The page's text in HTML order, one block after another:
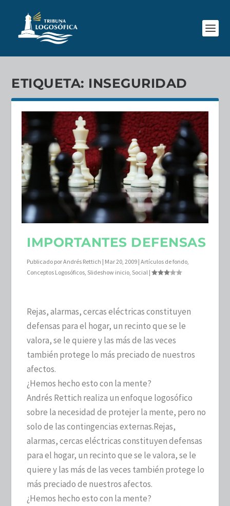
ETIQUETA: INSEGURIDAD
IMPORTANTES DEFENSAS
Publicado porAndrés Rettich | Mar 20, 2009 |Artículos de fondo
Conceptos Logosóficos Slideshow inicio Social |
Rejas, alarmas, cercas eléctricas constituyen
defensas para el hogar, un recinto que se le
valora, se le quiere y las más de las veces
también protege lo más preciado de nuestros
afectos.
¿Hemos hecho esto con la mente?
Andrés Rettich realiza un enfoque logosófico
sobre la necesidad de protejer la mente, pero no
solo de las contingencias externas.Rejas,
alarmas, cercas eléctricas constituyen defensas
para el hogar, un recinto que se le valora, se le
quiere y las más de las veces también protege lo
más preciado de nuestros afectos.
¿Hemos hecho esto con la mente?